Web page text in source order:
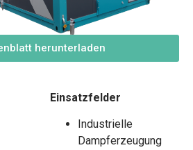
herunterladen
Einsatzfelder
Industrielle
Dampferzeugung